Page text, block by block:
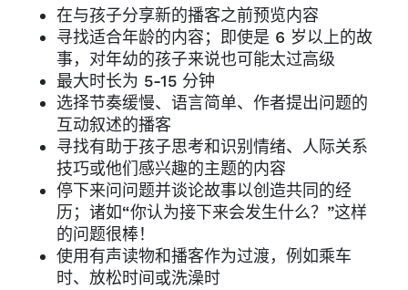
在与孩子分享新的播客之前预览内容
寻找适合年龄的内容；即使是 6 岁以上的故
事，对年幼的孩子来说也可能太过高级
最大时长为 5-15 分钟
选择节奏缓慢、语言简单、作者提出问题的
互动叙述的播客
寻找有助于孩子思考和识别情绪、人际关系
技巧或他们感兴趣的主题的内容
停下来问问题并谈论故事以创造共同的经
历；诸如“你认为接下来会发生什么？”这样
的问题很棒！
使用有声读物和播客作为过渡，例如乘车
时、放松时间或洗澡时